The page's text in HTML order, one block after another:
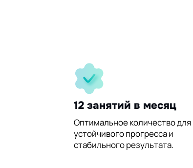
30%
60%
12 занятий в месяц
Оптимальное количество для
устойчивого прогресса и
стабильного результата.